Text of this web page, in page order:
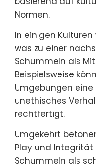
Letztendlich wirft
Integrität und den
den Sport
Wie sehen
Sportkulturen
Verschiedene
Schummeln oft
Verstoß gegen die
variieren die